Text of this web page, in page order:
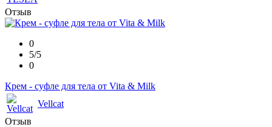
Отзыв
0
5/5
0
Крем - суфле для тела от Vita & Milk
Vellcat
Отзыв